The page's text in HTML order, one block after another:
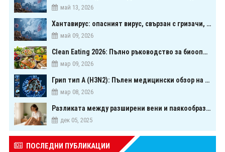
май 13, 2026
Хантавирус: опасният вирус, свързан с гризачи, който предизвика тревога в Европа
май 09, 2026
Clean Eating 2026: Пълно ръководство за биооптимизация чрез хранене
мар 09, 2026
Грип тип A (H3N2): Пълен медицински обзор на сезонния щам през 2026 г.
мар 08, 2026
Разликата между разширени вени и паякообразни вени - и как наистина можете да ги предотвратите
дек 05, 2025
ПОСЛЕДНИ ПУБЛИКАЦИИ